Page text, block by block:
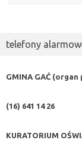
telefony
GMINA GAĆ
(16) 641 14 26
KURATORIUM